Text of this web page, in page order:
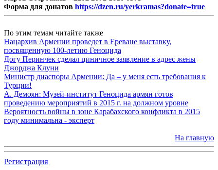
Форма для донатов https://dzen.ru/yerkramas?donate=true
По этим темам читайте также
Нацархив Армении проведет в Ереване выставку,
посвященную 100-летию Геноцида
Догу Перинчек сделал циничное заявление в адрес жены
Джорджа Клуни
Министр диаспоры Армении: Да – у меня есть требования к
Турции!
А. Демоян: Музей-институт Геноцида армян готов
проведению мероприятий в 2015 г. на должном уровне
Вероятность войны в зоне Карабахского конфликта в 2015
году минимальна - эксперт
На главную
Регистрация